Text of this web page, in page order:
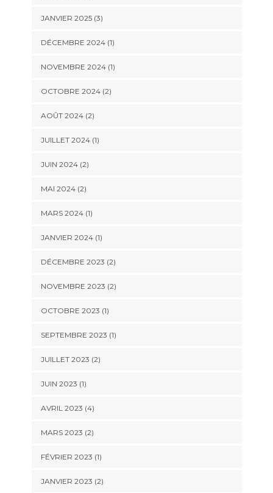
JANVIER 2025(3)
DÉCEMBRE 2024(1)
NOVEMBRE 2024(1)
OCTOBRE 2024(2)
AOÛT 2024(2)
JUILLET 2024(1)
JUIN 2024(2)
MAI 2024(2)
MARS 2024(1)
JANVIER 2024(1)
DÉCEMBRE 2023 (2)
NOVEMBRE 2023 (2)
OCTOBRE 2023 (1)
SEPTEMBRE 2023 (1)
JUILLET 2023 (2)
JUIN 2023 (1)
AVRIL 2023 (4)
MARS 2023 (2)
FÉVRIER 2023 (1)
JANVIER 2023 (2)